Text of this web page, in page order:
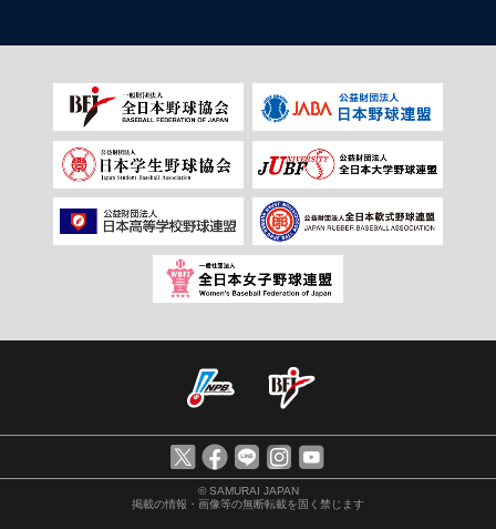
© SAMURAI JAPAN
掲載の情報・画像等の無断転載を固く禁じます